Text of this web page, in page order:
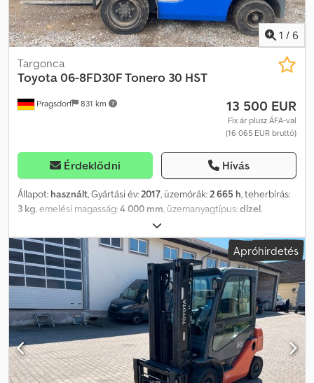
1 / 6
Pragsdorf 831 km
Targonca
Toyota 06-8FD30F Tonero 30 HST
13 500 EUR
Fix ár plusz ÁFA-val
(16 065 EUR bruttó)
Érdeklődni Hívás
Állapot: használt, Gyártási év: 2017, üzemórák: 2 665 h, teherbírás:
3 kg , emelési magasság:4 000 mm , üzemanyagtípus:dízel
, saját tömeg:
teljesítmény:3 kg/m, Üzemórák: 2665, tartozékok: raklapvillák,
tárolóhely: ügyfél. Dodpfxszkxi As Ambock
Apróhirdetés